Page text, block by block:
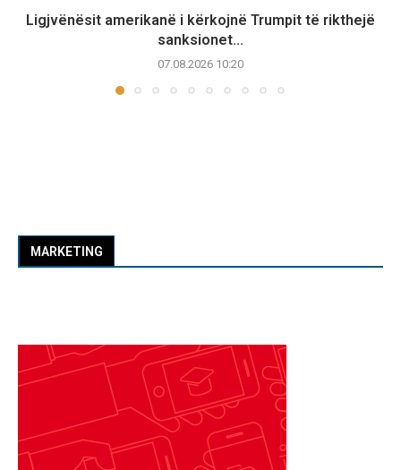
Ligjvënësit amerikanë i kërkojnë Trumpit të rikthejë
sanksionet...
07.08.2026 10:20
MARKETING